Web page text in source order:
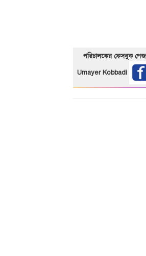
পরিচালকের ফেসবুক পেজ
Umayer Kobbadi